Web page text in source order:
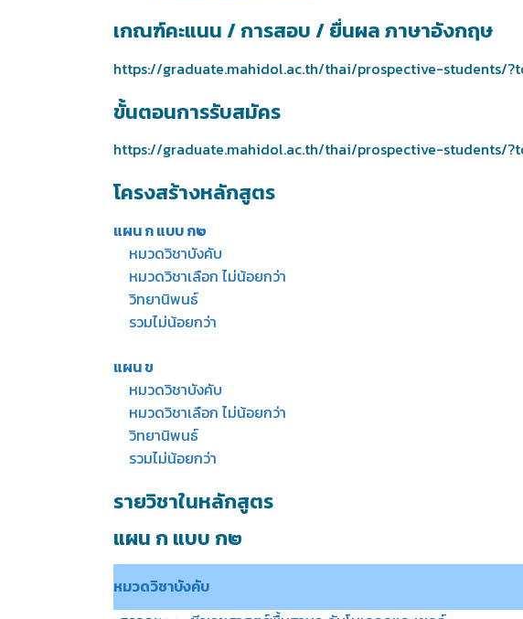
เกณฑ์คะแนน / การสอบ / ยื่นผล ภาษาอังกฤษ
https://graduate.mahidol.ac.th/thai/prospective-students/
ขั้นตอนการรับสมัคร
https://graduate.mahidol.ac.th/thai/prospective-students/
โครงสร้างหลักสูตร
แผน ก แบบ ก๒
หมวดวิชาบังคับ
หมวดวิชาเลือก ไม่น้อยกว่า
วิทยานิพนธ์
รวมไม่น้อยกว่า
แผน ข
หมวดวิชาบังคับ
หมวดวิชาเลือก ไม่น้อยกว่า
วิทยานิพนธ์
รวมไม่น้อยกว่า
รายวิชาในหลักสูตร
แผน ก แบบ ก๒
หมวดวิชาบังคับ